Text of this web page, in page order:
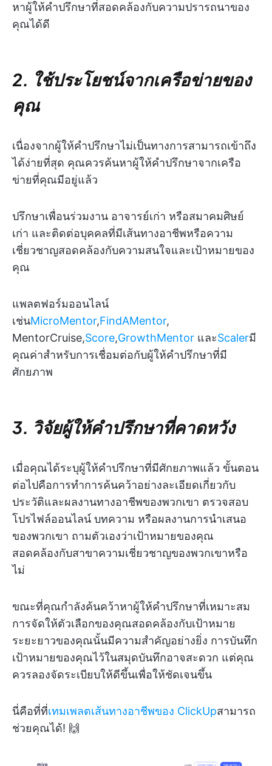
หาผู้ให้คำปรึกษาที่สอดคล้องกับความปรารถนาของ
คุณได้ดี
2. ใช้ประโยชน์จากเครือข่ายของ
คุณ
เนื่องจากผู้ให้คำปรึกษาไม่เป็นทางการสามารถเข้าถึง
ได้ง่ายที่สุด คุณควรค้นหาผู้ให้คำปรึกษาจากเครือ
ข่ายที่คุณมีอยู่แล้ว
ปรึกษาเพื่อนร่วมงาน อาจารย์เก่า หรือสมาคมศิษย์
เก่า และติดต่อบุคคลที่มีเส้นทางอาชีพหรือความ
เชี่ยวชาญสอดคล้องกับความสนใจและเป้าหมายของ
คุณ
แพลตฟอร์มออนไลน์
เช่นMicroMentor,FindAMentor,
MentorCruise,Score,GrowthMentor และScalerมี
คุณค่าสำหรับการเชื่อมต่อกับผู้ให้คำปรึกษาที่มี
ศักยภาพ
3. วิจัยผู้ให้คำปรึกษาที่คาดหวัง
เมื่อคุณได้ระบุผู้ให้คำปรึกษาที่มีศักยภาพแล้ว ขั้นตอน
ต่อไปคือการทำการค้นคว้าอย่างละเอียดเกี่ยวกับ
ประวัติและผลงานทางอาชีพของพวกเขา ตรวจสอบ
โปรไฟล์ออนไลน์ บทความ หรือผลงานการนำเสนอ
ของพวกเขา ถามตัวเองว่าเป้าหมายของคุณ
สอดคล้องกับสาขาความเชี่ยวชาญของพวกเขาหรือ
ไม่
ขณะที่คุณกำลังค้นคว้าหาผู้ให้คำปรึกษาที่เหมาะสม
การจัดให้ตัวเลือกของคุณสอดคล้องกับเป้าหมาย
ระยะยาวของคุณนั้นมีความสำคัญอย่างยิ่ง การบันทึก
เป้าหมายของคุณไว้ในสมุดบันทึกอาจสะดวก แต่คุณ
ควรลองจัดระเบียบให้ดีขึ้นเพื่อให้ชัดเจนขึ้น
นี่คือที่ที่เทมเพลตเส้นทางอาชีพของ ClickUpสามารถ
ช่วยคุณได้! 🙌